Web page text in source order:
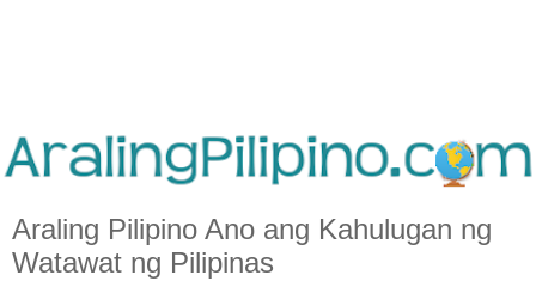
Araling Pilipino Ano ang Kahulugan ng
Watawat ng Pilipinas